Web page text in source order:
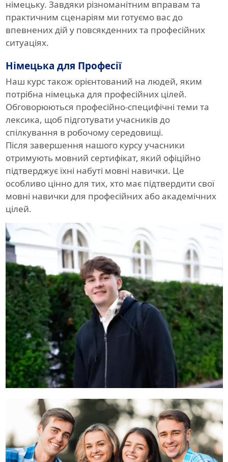
німецьку. Завдяки різноманітним вправам та
практичним сценаріям ми готуємо вас до
впевнених дій у повсякденних та професійних
ситуаціях.
Німецька для Професії
Наш курс також орієнтований на людей, яким
потрібна німецька для професійних цілей.
Обговорюються професійно-специфічні теми та
лексика, щоб підготувати учасників до
спілкування в робочому середовищі.
Після завершення нашого курсу учасники
отримують мовний сертифікат, який офіційно
підтверджує їхні набуті мовні навички. Це
особливо цінно для тих, хто має підтвердити свої
мовні навички для професійних або академічних
цілей.